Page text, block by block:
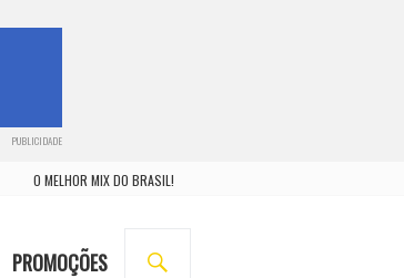
PUBLICIDADE
O MELHOR MIX DO BRASIL!
PROMOÇÕES